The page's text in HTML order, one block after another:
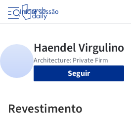
Iniciar sessão
Seguir
Revestimento